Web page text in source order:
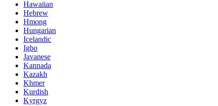
Hawaiian
Hebrew
Hmong
Hungarian
Icelandic
Igbo
Javanese
Kannada
Kazakh
Khmer
Kurdish
Kyrgyz